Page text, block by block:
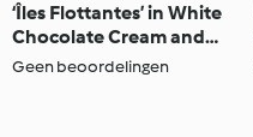
‘Îles Flottantes’ in White
Chocolate Cream and
Roses
Geen beoordelingen